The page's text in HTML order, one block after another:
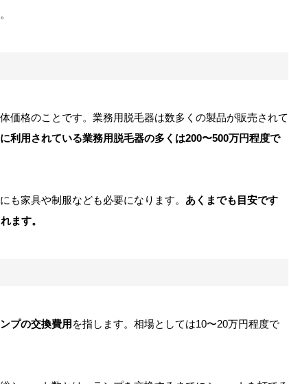
価格のことです。業務用脱毛器は数多くの製品が販売されて
利用されている業務用脱毛器の多くは200〜500万円程度で
も家具や制服なども必要になります。 あくまでも目安です
ます。
プの交換費用 を指します。相場としては10〜20万円程度で